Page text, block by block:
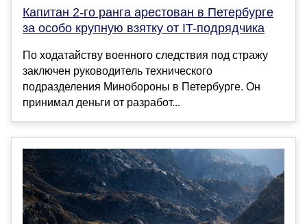
Капитан 2-го ранга арестован в Петербурге
за особо крупную взятку от IT-подрядчика
По ходатайству военного следствия под стражу
заключен руководитель технического
подразделения Минобороны в Петербурге. Он
принимал деньги от разработ...